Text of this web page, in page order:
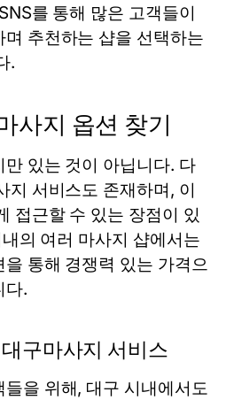
를 통해 많은 고객들이
추천하는 샵을 선택하는
.
사지 옵션 찾기
있는 것이 아닙니다. 다
지 서비스도 존재하며, 이
접근할 수 있는 장점이 있
의 여러 마사지 샵에서는
통해 경쟁력 있는 가격으
다.
구마사지 서비스
을 위해, 대구 시내에서도